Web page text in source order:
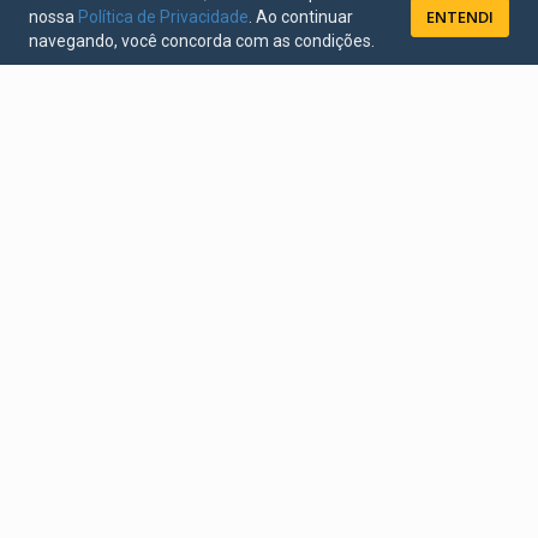
nossa Política de Privacidade . Ao continuar
navegando, você concorda com as condições.
ENTENDI